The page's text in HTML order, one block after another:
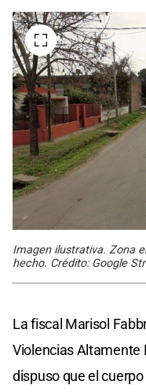
Imagen ilustrativa. Zona
hecho. Crédito: Google
La fiscal Marisol
Violencias Altamente
dispuso que el